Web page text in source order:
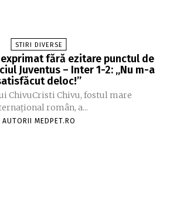
STIRI DIVERSE
fără ezitare punctul de
Juventus – Inter 1-2: „Nu m-a
deloc!”
ChivuCristi Chivu, fostul mare
român, a...
AUTORII MEDPET.RO